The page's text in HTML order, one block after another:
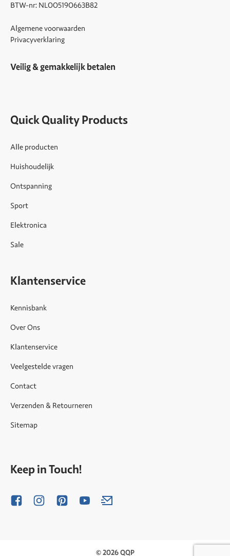
BTW-nr: NL005190663B82
Algemene voorwaarden
Privacyverklaring
Veilig & gemakkelijk betalen
Quick Quality Products
Alle producten
Huishoudelijk
Ontspanning
Sport
Elektronica
Sale
Klantenservice
Kennisbank
Over Ons
Klantenservice
Veelgestelde vragen
Contact
Verzenden & Retourneren
Sitemap
Keep in Touch!
© 2026 QQP